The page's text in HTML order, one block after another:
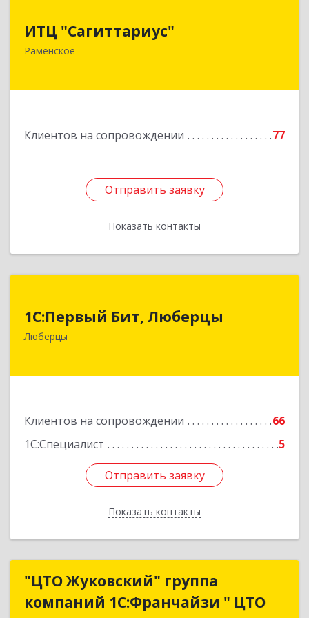
ИТЦ "Сагиттариус"
Раменское
Клиентов на сопровождении 77
Отправить заявку
Показать контакты
140103, Московская обл, Раменское г,
Приборостроителей ул, дом № 16А, кв.16
Подробнее
Отправить заявку
Назад
1С:Первый Бит, Люберцы
Люберцы
Клиентов на сопровождении
66
1С:Специалист
5
Отправить заявку
Показать контакты
140009, Московская обл, Люберецкий р-н,
Люберцы г, Митрофанова ул, дом № 20А, оф.15
Подробнее
Отправить заявку
Назад
"ЦТО Жуковский" группа
компаний 1С:Франчайзи " ЦТО
"ЦТО Жуковский" группа
компаний 1С:Франчайзи " ЦТО